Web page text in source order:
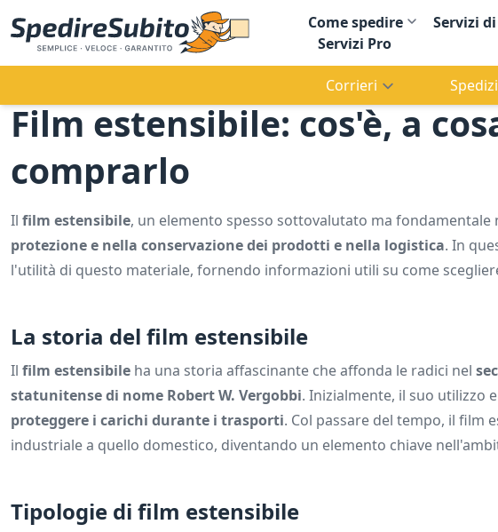
Come spedire Servizi
Servizi Pro
Corrieri
Film estensibile: cos'è, a
comprarlo
Il film estensibile, un elemento spesso sottovalutato ma
protezione e nella conservazione dei prodotti e nella logistica. In
l'utilità di questo materiale, fornendo informazioni utili su come
La storia del film estensibile
Il film estensibile ha una storia affascinante che affonda le radici nel
statunitense di nome Robert W. Vergobbi. Inizialmente, il suo utilizzo
proteggere i carichi durante i trasporti. Col passare del tempo, il film
industriale a quello domestico, diventando un elemento chiave
Tipologie di film estensibile